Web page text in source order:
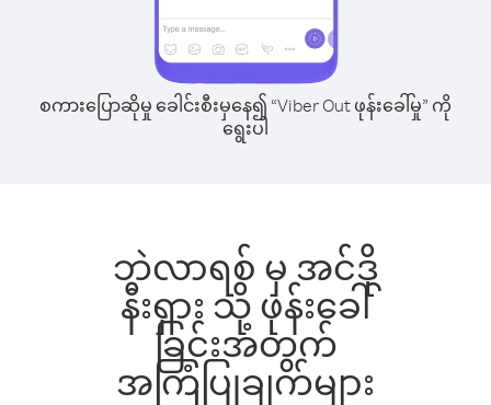
စကားပြောဆိုမှု ခေါင်းစီးမှနေ၍ “Viber Out ဖုန်းခေါ်မှု” ကို
ရွေးပါ
ဘဲလာရစ် မှ အင်ဒို
နီးရှား သို့ ဖုန်းခေါ်
ခြင်းအတွက်
အကြံပြုချက်များ